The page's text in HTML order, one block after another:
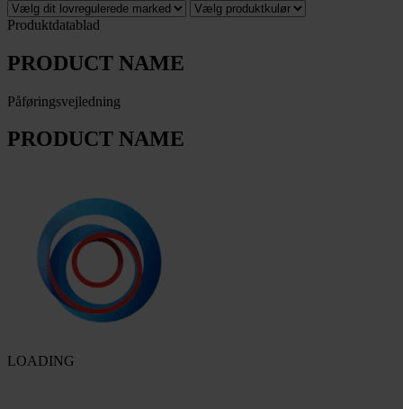
Produktdatablad
PRODUCT NAME
Påføringsvejledning
PRODUCT NAME
LOADING